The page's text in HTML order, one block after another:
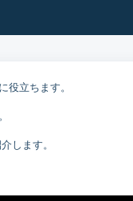
立ちます。
します。